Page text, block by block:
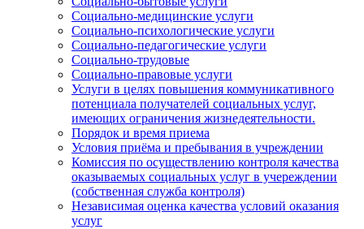
Социально-медицинские услуги
Социально-психологические услуги
Социально-педагогические услуги
Социально-трудовые
Социально-правовые услуги
Услуги в целях повышения коммуникативного
потенциала получателей социальных услуг,
имеющих ограничения жизнедеятельности.
Порядок и время приема
Условия приёма и пребывания в учреждении
Комиссия по осуществлению контроля качества
оказываемых социальных услуг в учереждении
(собственная служба контроля)
Независимая оценка качества условий оказания
услуг